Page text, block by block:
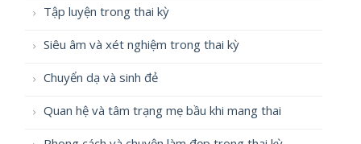
Tập luyện trong thai kỳ
Siêu âm và xét nghiệm trong thai kỳ
Chuyển dạ và sinh đẻ
Quan hệ và tâm trạng mẹ bầu khi mang thai